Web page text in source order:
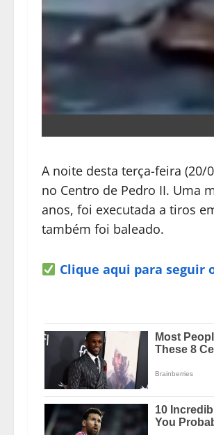
A noite desta terça-feira
no Centro de Pedro II. Uma
anos, foi executada a tiros
também foi baleado.
Clique aqui para seguir